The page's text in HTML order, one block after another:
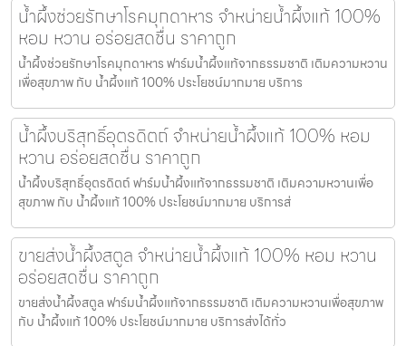
น้ำผึ้งช่วยรักษาโรคมุกดาหาร จำหน่ายน้ำผึ้งแท้ 100%
หอม หวาน อร่อยสดชื่น ราคาถูก
น้ำผึ้งช่วยรักษาโรคมุกดาหาร ฟาร์มน้ำผึ้งแท้จากธรรมชาติ เติมความหวาน
เพื่อสุขภาพ กับ น้ำผึ้งแท้ 100% ประโยชน์มากมาย บริการ
น้ำผึ้งบริสุทธิ์อุตรดิตถ์ จำหน่ายน้ำผึ้งแท้ 100% หอม
หวาน อร่อยสดชื่น ราคาถูก
น้ำผึ้งบริสุทธิ์อุตรดิตถ์ ฟาร์มน้ำผึ้งแท้จากธรรมชาติ เติมความหวานเพื่อ
สุขภาพ กับ น้ำผึ้งแท้ 100% ประโยชน์มากมาย บริการส่
ขายส่งน้ำผึ้งสตูล จำหน่ายน้ำผึ้งแท้ 100% หอม หวาน
อร่อยสดชื่น ราคาถูก
ขายส่งน้ำผึ้งสตูล ฟาร์มน้ำผึ้งแท้จากธรรมชาติ เติมความหวานเพื่อสุขภาพ
กับ น้ำผึ้งแท้ 100% ประโยชน์มากมาย บริการส่งได้ทั่ว